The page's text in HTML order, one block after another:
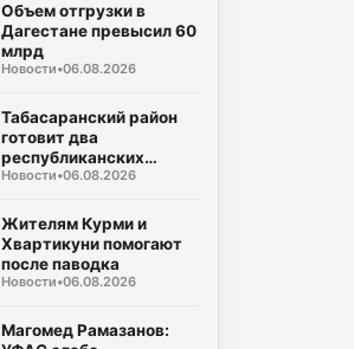
Объем отгрузки в
Дагестане превысил 60
млрд
Новости•06.08.2026
Табасаранский район
готовит два
республиканских
турнира в честь Героев
Новости•06.08.2026
Жителям Курми и
Хвартикуни помогают
после паводка
Новости•06.08.2026
Магомед Рамазанов: